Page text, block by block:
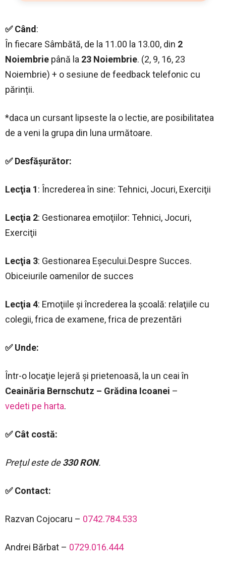
✅ Când:
În fiecare Sâmbătă, de la 11.00 la 13.00, din 2
Noiembrie până la 23 Noiembrie. (2, 9, 16, 23
Noiembrie) + o sesiune de feedback telefonic cu
părinții.
*daca un cursant lipseste la o lectie, are posibilitatea
de a veni la grupa din luna următoare.
✅ Desfăşurător:
Lecţia 1: Încrederea în sine: Tehnici, Jocuri, Exerciţii
Lecţia 2: Gestionarea emoţiilor: Tehnici, Jocuri,
Exerciţii
Lecţia 3: Gestionarea Eşecului.Despre Succes.
Obiceiurile oamenilor de succes
Lecţia 4: Emoţiile şi încrederea la şcoală: relaţiile cu
colegii, frica de examene, frica de prezentări
✅ Unde:
Într-o locaţie lejeră şi prietenoasă, la un ceai în
Ceainăria Bernschutz – Grădina Icoanei –
vedeti pe harta.
✅ Cât costă:
Prețul este de330 RON.
✅ Contact:
Razvan Cojocaru – 0742.784.533
Andrei Bărbat – 0729.016.444